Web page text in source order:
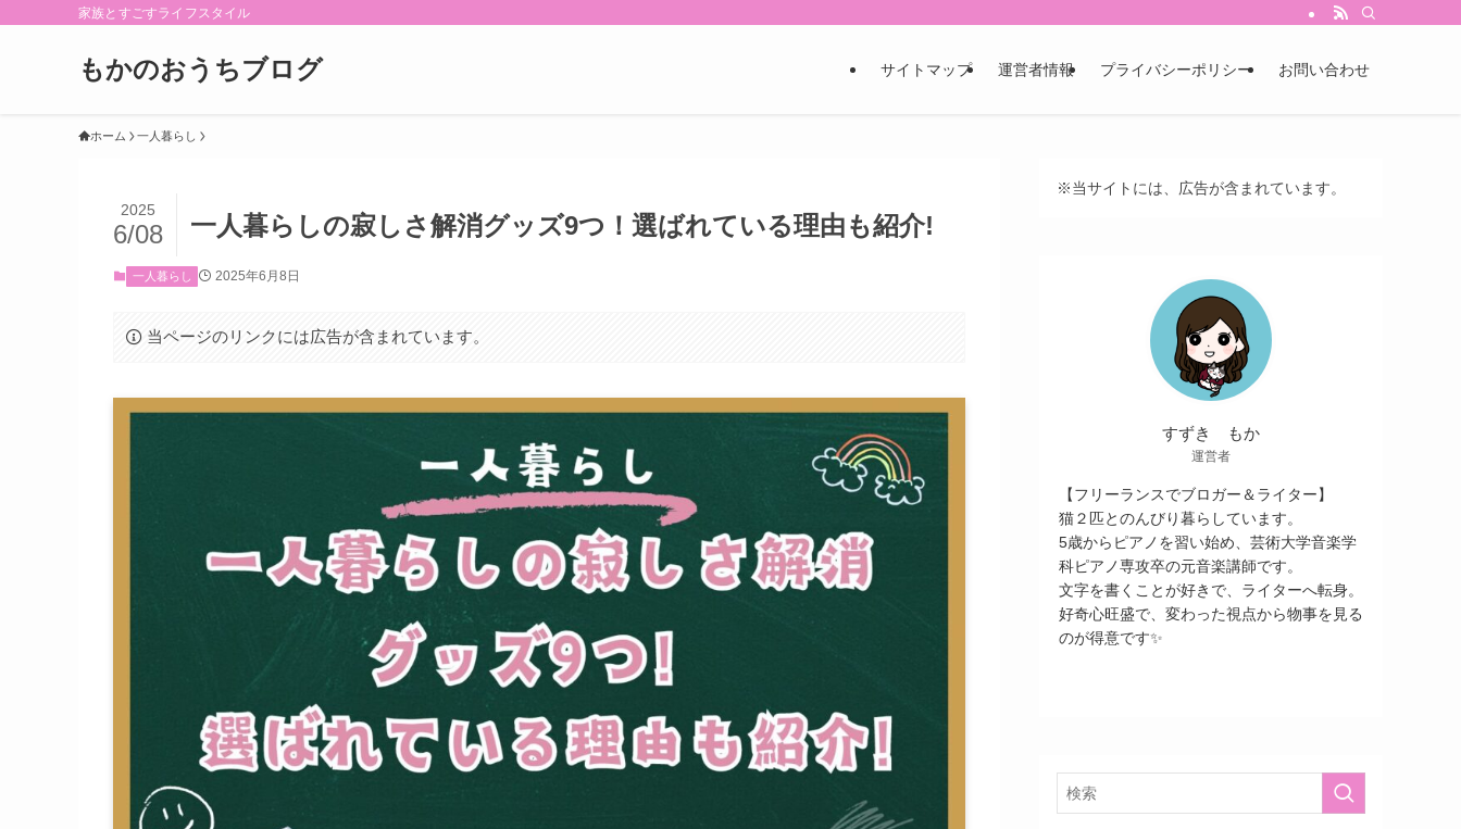
家族とすごすライフスタイル
もかのおうちブログ サイトマップ 運営者情報 プライバシーポリシー お問い合わせ
ホーム 一人暮らし
一人暮らしの寂しさ解消グッズ9つ！選ばれている理由も紹介!
2025
6/08
一人暮らし 2025年6月8日
当ページのリンクには広告が含まれています。
※当サイトには、広告が含まれています。
すずき もか
運営者
【フリーランスでブロガー＆ライター】
猫２匹とのんびり暮らしています。
5歳からピアノを習い始め、芸術大学音楽学
科ピアノ専攻卒の元音楽講師です。
文字を書くことが好きで、ライターへ転身。
好奇心旺盛で、変わった視点から物事を見る
のが得意です✨